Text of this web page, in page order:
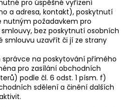
pro úspěšné vyřízení
a adresa, kontakt), poskytnutí
nutným požadavkem pro
bez poskytnutí osobních
smlouvu uzavřít či jí ze strany
na poskytování přímého
pro zasílání obchodních
podle čl. 6 odst. 1 písm. f)
sdělení a činění dalších